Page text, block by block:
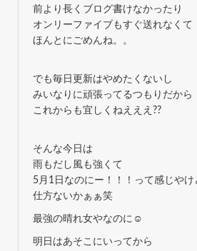
前より長くブログ書けなかったり
オンリーファイブもすぐ送れなくて
ほんとにごめんね。。
でも毎日更新はやめたくないし
みいなりに頑張ってるつもりだから
これからも宜しくねえええ??
そんな今日は
雨もだし風も強くて
5月1日なのにー！！！って感じやけ
仕方ないかぁぁ笑
最強の晴れ女やなのに☺️
明日はあそこにいってから